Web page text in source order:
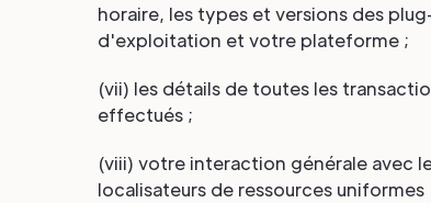
horaire, les types et versions des
d'exploitation et votre plateforme ;
(vii) les détails de toutes les
effectués ;
(viii) votre interaction générale avec
localisateurs de ressources